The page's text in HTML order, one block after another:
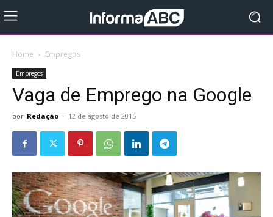
Home Empregos
Empregos
Vaga de Emprego na Google
por Redação - 12 de agosto de 2015